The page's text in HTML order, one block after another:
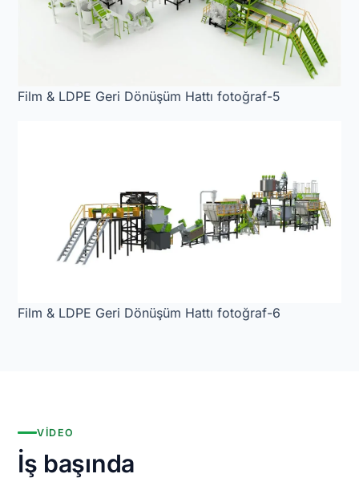
Film & LDPE Geri Dönüşüm Hattı fotoğraf-5
Film & LDPE Geri Dönüşüm Hattı fotoğraf-6
VIDEO
İş başında